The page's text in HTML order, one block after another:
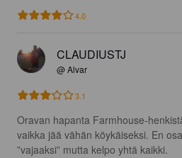
4.0
CLAUDIUSTJ
@ Alvar
3.1
Oravan hapanta Farmhouse-
vaikka jää vähän köykäiseksi. En
”vajaaksi” mutta kelpo yhtä kaikki.